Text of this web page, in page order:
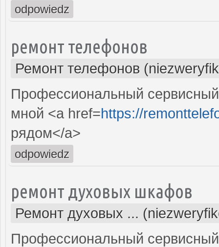
odpowiedz
ремонт телефонов
Ремонт телефонов
Профессиональный
мной <a href=https://
рядом</a>
odpowiedz
ремонт духовых шкафов
Ремонт духовых ...
Профессиональный